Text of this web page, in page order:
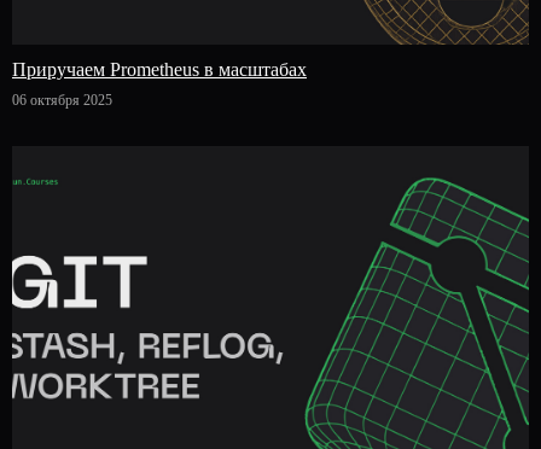
Приручаем Prometheus в масштабах
06 октября 2025